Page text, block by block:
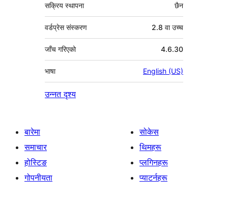
सक्रिय स्थापना छैन
वर्डप्रेस संस्करण 2.8 वा उच्च
जाँच गरिएको 4.6.30
भाषा English (US)
उन्नत दृश्य
बारेमा
समाचार
होस्टिङ
गोपनीयता
सोकेस
थिमहरू
प्लगिनहरू
प्याटर्नहरू